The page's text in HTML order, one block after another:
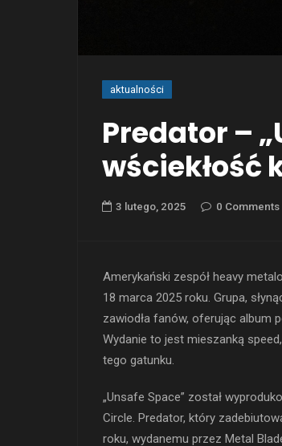
aktualności
Predator –
wściekłość
3 lutego, 2025 0 Comments
Amerykański zespół heavy
18 marca 2025 roku. Grupa,
zawiodła fanów, oferując album
Wydanie to jest mieszanką
tego gatunku.
„Unsafe Space” został
Circle. Predator, który
roku, wydanemu przez Metal